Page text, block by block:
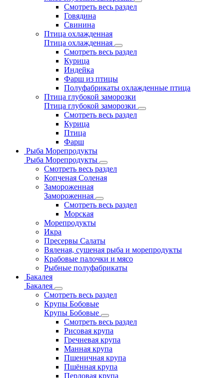
Смотреть весь раздел
Говядина
Свинина
Птица охлажденная
Птица охлажденная
Смотреть весь раздел
Курица
Индейка
Фарш из птицы
Полуфабрикаты охлажденные птица
Птица глубокой заморозки
Птица глубокой заморозки
Смотреть весь раздел
Курица
Птица
Фарш
Рыба Морепродукты
Рыба Морепродукты
Смотреть весь раздел
Копченая Соленая
Замороженная
Замороженная
Смотреть весь раздел
Морская
Морепродукты
Икра
Пресервы Салаты
Вяленая, сушеная рыба и морепродукты
Крабовые палочки и мясо
Рыбные полуфабрикаты
Бакалея
Бакалея
Смотреть весь раздел
Крупы Бобовые
Крупы Бобовые
Смотреть весь раздел
Рисовая крупа
Гречневая крупа
Манная крупа
Пшеничная крупа
Пшённая крупа
Перловая крупа